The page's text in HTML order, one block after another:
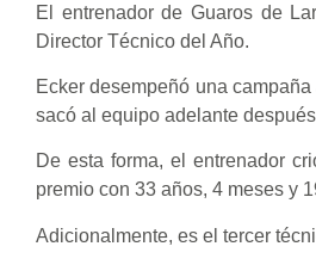
El entrenador de Guaros de
Director Técnico del Año.
Ecker desempeñó una
sacó al equipo adelante
De esta forma, el entrenador
premio con 33 años, 4 meses y
Adicionalmente, es el tercer